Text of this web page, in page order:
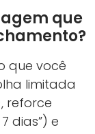
que
que você
limitada
reforce
dias”) e